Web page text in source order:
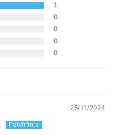
1
0
0
0
0
26/11/2024